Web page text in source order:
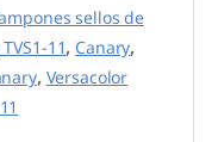
sellos de
11, Canary,
, Versacolor